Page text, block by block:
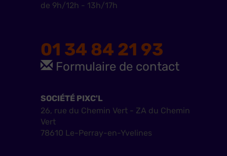
de 9h/12h - 13h/17h
01 34 84 21 93
Formulaire de contact
SOCIÉTÉ PIXC'L
26, rue du Chemin Vert - ZA du Chemin
Vert
78610 Le-Perray-en-Yvelines